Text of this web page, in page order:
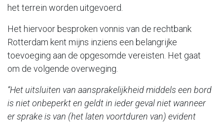
het terrein worden uitgevoerd.
Het hiervoor besproken vonnis van de rechtbank
Rotterdam kent mijns inziens een belangrijke
toevoeging aan de opgesomde vereisten. Het gaat
om de volgende overweging.
“Het uitsluiten van aansprakelijkheid middels een bord
is niet onbeperkt en geldt in ieder geval niet wanneer
er sprake is van (het laten voortduren van) evident